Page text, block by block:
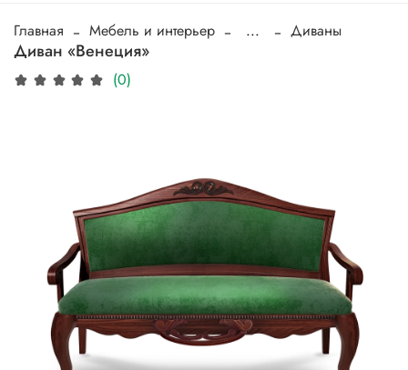
Главная Мебель и интерьер ... Диваны
Диван «Венеция»
(0)